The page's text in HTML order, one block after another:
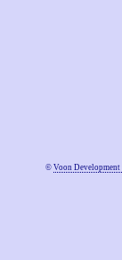
© Voon Development